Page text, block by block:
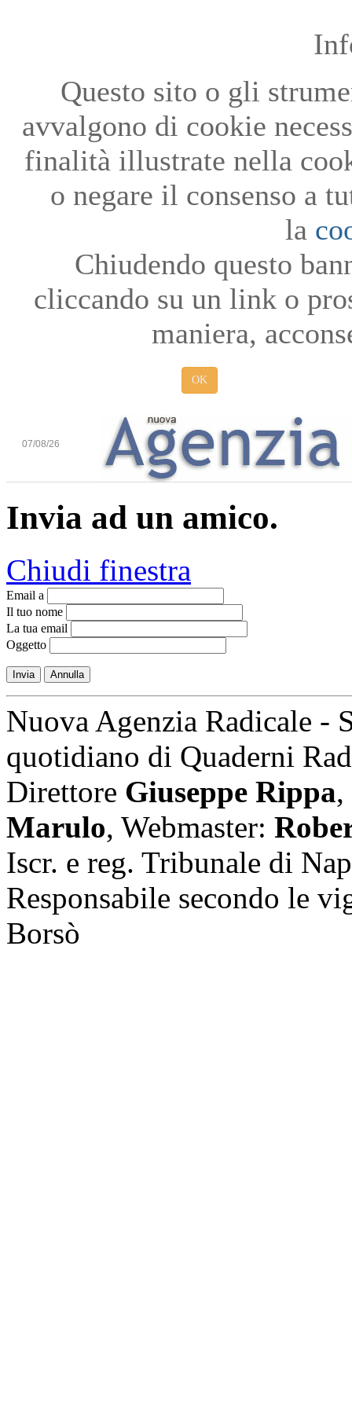
Questo sito o gli
avvalgono di cookie
finalità illustrate nella
o negare il consenso a
la
Chiudendo questo
cliccando su un link o
maniera,
OK
07/08/26
Invia ad un amico.
Chiudi finestra
Email a
Il tuo nome
La tua email
Oggetto
Invia Annulla
Nuova Agenzia Radicale -
quotidiano di Quaderni
Direttore Giuseppe Rippa,
Marulo, Webmaster:
Iscr. e reg. Tribunale di
Responsabile secondo le
Borsò